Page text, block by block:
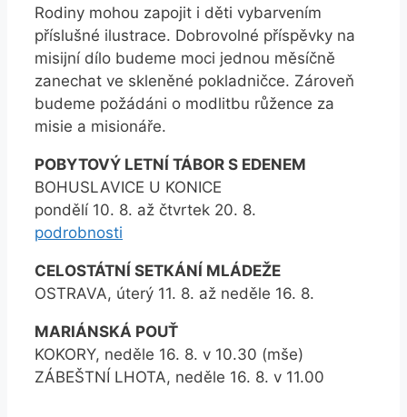
Rodiny mohou zapojit i děti vybarvením
příslušné ilustrace. Dobrovolné příspěvky na
misijní dílo budeme moci jednou měsíčně
zanechat ve skleněné pokladničce. Zároveň
budeme požádáni o modlitbu růžence za
misie a misionáře.
POBYTOVÝ LETNÍ TÁBOR S EDENEM
BOHUSLAVICE U KONICE
pondělí 10. 8. až čtvrtek 20. 8.
podrobnosti
CELOSTÁTNÍ SETKÁNÍ MLÁDEŽE
OSTRAVA, úterý 11. 8. až neděle 16. 8.
MARIÁNSKÁ POUŤ
KOKORY, neděle 16. 8. v 10.30 (mše)
ZÁBEŠTNÍ LHOTA, neděle 16. 8. v 11.00